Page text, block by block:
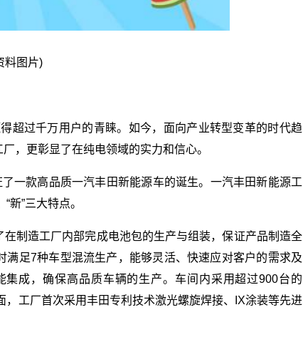
料图片)
超过千万用户的青睐。如今，面向产业转型变革的时代趋
，更彰显了在纯电领域的实力和信心。
一款高品质一汽丰田新能源车的诞生。一汽丰田新能源工
新”三大特点。
制造工厂内部完成电池包的生产与组装，保证产品制造全
足7种车型混流生产，能够灵活、快速应对客户的需求及
成，确保高品质车辆的生产。车间内采用超过900台的
工厂首次采用丰田专利技术激光螺旋焊接、IX涂装等先进